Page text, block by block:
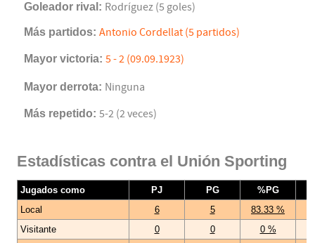
Goleador rival: Rodríguez (5 goles)
Más partidos: Antonio Cordellat (5 partidos)
Mayor victoria: 5 - 2 (09.09.1923)
Mayor derrota: Ninguna
Más repetido: 5-2 (2 veces)
Estadísticas contra el Unión Sporting
Jugados como PJ PG
%PG
Local
6 5
83.33 %
Visitante
0 0
0 %